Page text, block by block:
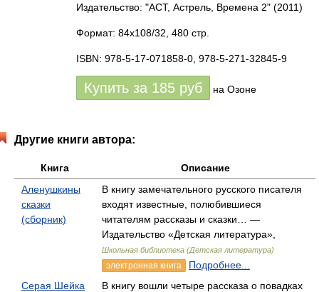
Издательство: "АСТ, Астрель, Времена 2" (2011)
Формат: 84x108/32, 480 стр.
ISBN: 978-5-17-071858-0, 978-5-271-32845-9
Купить за 185 руб на Озоне
Другие книги автора:
Книга
Описание
Аленушкины
сказки
(сборник)
В книгу замечательного русского писателя
входят известные, полюбившиеся
читателям рассказы и сказки… —
Издательство «Детская литература»,
Школьная библиотека (Детская литература)
электронная книга
Подробнее...
Серая Шейка
В книгу вошли четыре рассказа о повадках